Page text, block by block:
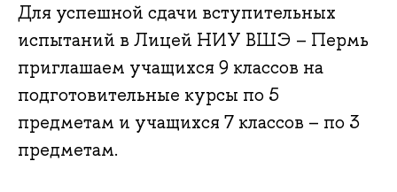
Для успешной сдачи вступительных
испытаний в Лицей НИУ ВШЭ – Пермь
приглашаем учащихся 9 классов на
подготовительные курсы по 5
предметам и учащихся 7 классов – по 3
предметам.